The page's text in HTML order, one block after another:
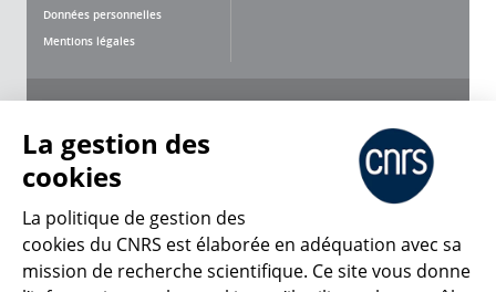
Données personnelles
Mentions légales
CNRS Le Mag
La gestion des
cookies
La politique de gestion des
cookies du CNRS est élaborée en adéquation avec sa
mission de recherche scientifique. Ce site vous donne